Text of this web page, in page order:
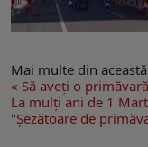
Mai multe din
« Să aveți o
La mulți ani de 1
"Șezătoare de